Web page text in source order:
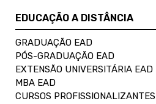
EDUCAÇÃO A DISTÂNCIA
GRADUAÇÃO EAD
PÓS-GRADUAÇÃO EAD
EXTENSÃO UNIVERSITÁRIA EAD
MBA EAD
CURSOS